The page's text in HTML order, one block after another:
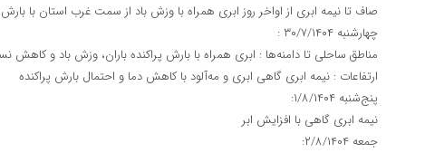
صاف تا نیمه ابری از اواخر روز ابری همراه با وزش باد از سمت غرب استان با بارش
چهارشنبه ۳۰/۷/۱۴۰۴ :
مناطق ساحلی تا دامنه‌ها : ابری همراه با بارش پراکنده باران، وزش باد و کاهش
ارتفاعات : نیمه ابری گاهی ابری و مه‌آلود با کاهش دما و احتمال بارش پراکنده
پنج‌شنبه ۱/۸/۱۴۰۴:
نیمه ابری گاهی با افزایش ابر
جمعه ۲/۸/۱۴۰۴: